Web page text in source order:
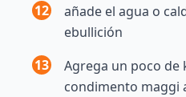
12
añade el agua o
ebullición
13
Agrega un poco de
condimento maggi